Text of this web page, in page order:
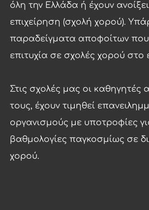
όλη την Ελλάδα ή έχουν ανοίξει
επιχείρηση (σχολή χορού).
παραδείγματα αποφοίτων που
επιτυχία σε σχολές χορού στο
Στις σχολές μας οι καθηγητές
τους, έχουν τιμηθεί
οργανισμούς με υποτροφίες
βαθμολογίες παγκοσμίως σε
χορού.